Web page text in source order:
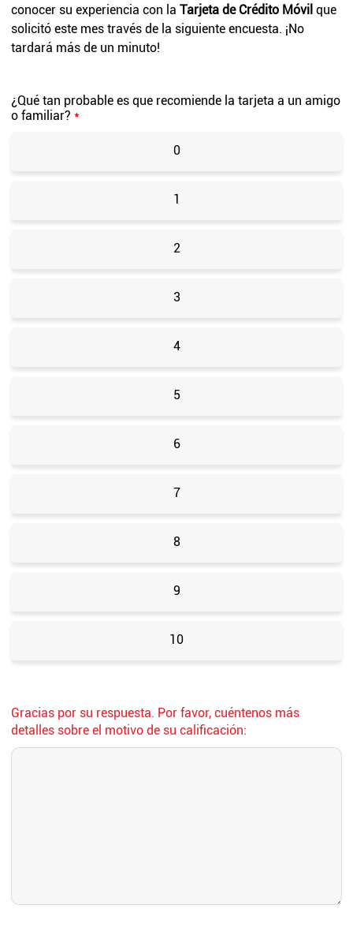
conocer su experiencia con la Tarjeta de Crédito Móvil que
solicitó este mes través de la siguiente encuesta. ¡No
tardará más de un minuto!
¿Qué tan probable es que recomiende la tarjeta a un amigo
o familiar? *
0
1
2
3
4
5
6
7
8
9
10
Gracias por su respuesta. Por favor, cuéntenos más
detalles sobre el motivo de su calificación: